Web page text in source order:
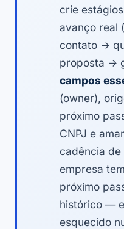
crie
avanço real
contato →
proposta →
campos
(owner),
próximo
CNPJ e
cadência de
empresa
próximo
histórico —
esquecido